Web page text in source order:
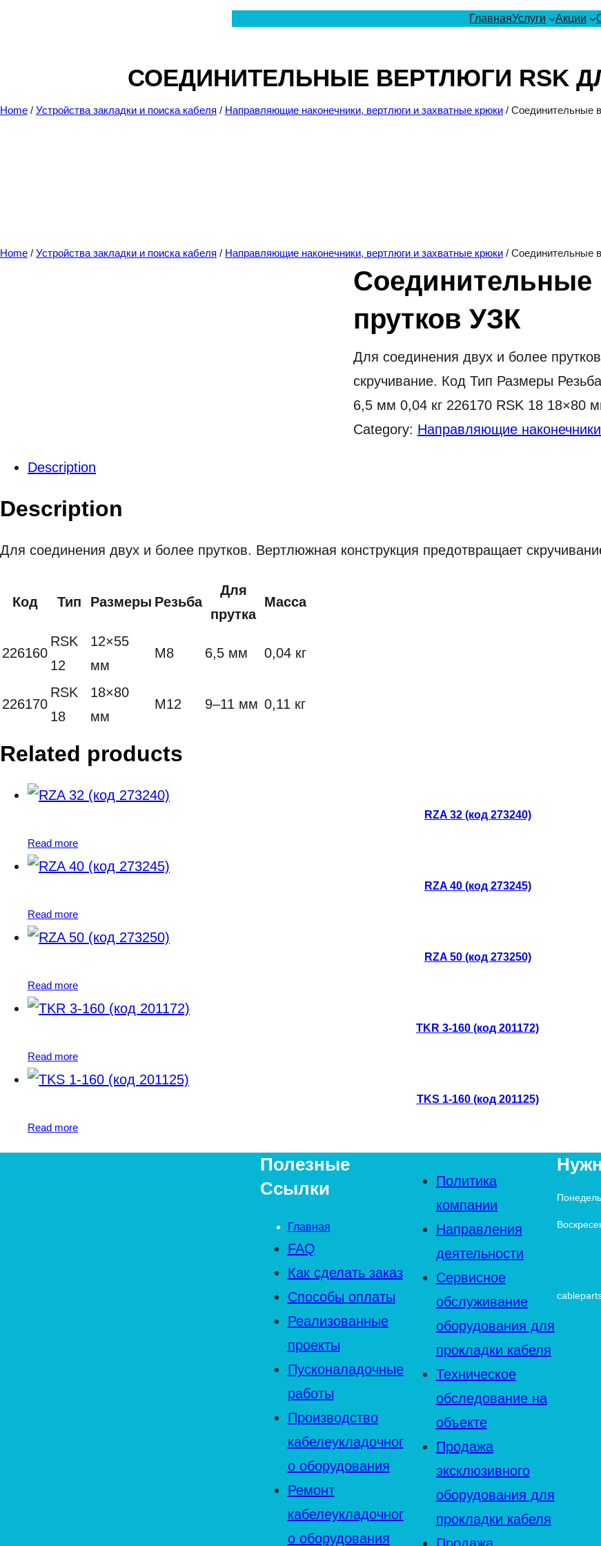
ГлавнаяУслуги Акции
СОЕДИНИТЕЛЬНЫЕ ВЕРТЛЮГИ RSK
Home / Устройства закладки и поиска кабеля / Направляющие наконечники, вертлюги и захватные крюки / Соединительные
Home / Устройства закладки и поиска кабеля / Направляющие наконечники, вертлюги и захватные крюки / Соединительные
Соединительные
прутков УЗК
Для соединения двух и более
скручивание. Код Тип Размеры
6,5 мм 0,04 кг 226170 RSK 18 18×80
Category: Направляющие
Description
Description
Для соединения двух и более прутков. Вертлюжная конструкция предотвращает
Код Тип Размеры Резьба
Для
прутка
Масса
226160
RSK
12
12×55
мм
M8 6,5 мм 0,04 кг
226170
RSK
18
18×80
мм
M12 9–11 мм 0,11 кг
Related products
RZA 32 (код 273240)
Read more
RZA 40 (код 273245)
Read more
RZA 50 (код 273250)
Read more
TKR 3-160 (код 201172)
Read more
TKS 1-160 (код 201125)
Read more
Полезные
Ссылки
Главная
FAQ
Как сделать заказ
Способы оплаты
Реализованные
проекты
Пусконаладочные
работы
Производство
кабелеукладочног
о оборудования
Ремонт
кабелеукладочног
о оборудования
Политика
компании
Направления
деятельности
Сервисное
обслуживание
оборудования для
прокладки кабеля
Техническое
обследование на
объекте
Продажа
эксклюзивного
оборудования для
прокладки кабеля